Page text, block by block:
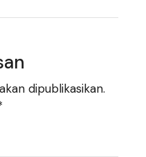
dipublikasikan.